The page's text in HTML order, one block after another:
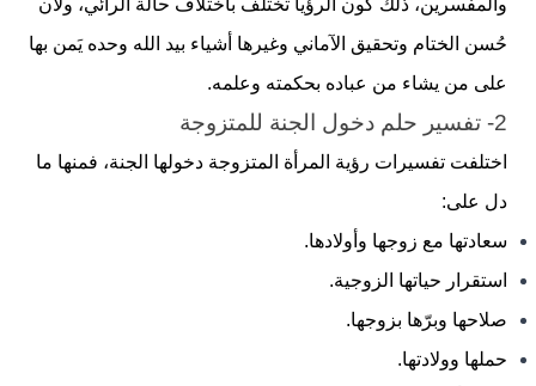
والمفسرين، ذلك كون الرؤيا تختلف باختلاف حالة الرائي، ولأن
حُسن الختام وتحقيق الآماني وغيرها أشياء بيد الله وحده يَمن بها
على من يشاء من عباده بحكمته وعلمه.
2- تفسير حلم دخول الجنة للمتزوجة
اختلفت تفسيرات رؤية المرأة المتزوجة دخولها الجنة، فمنها ما
دل على:
سعادتها مع زوجها وأولادها.
استقرار حياتها الزوجية.
صلاحها وبرّها بزوجها.
حملها وولادتها.